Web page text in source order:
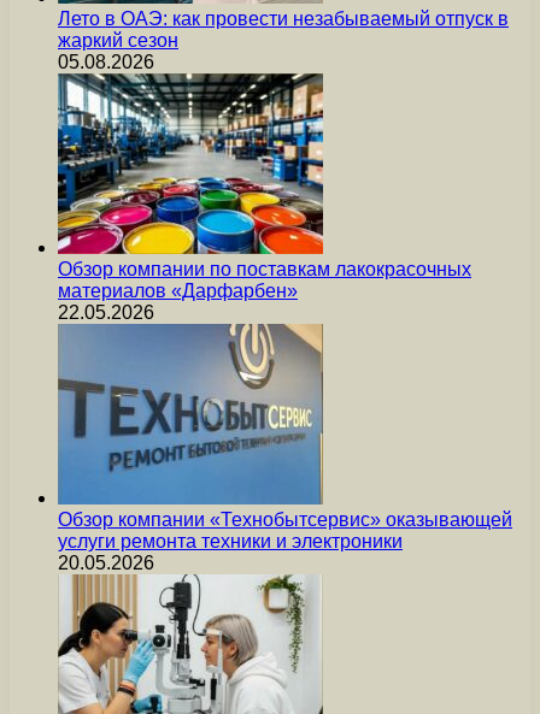
Лето в ОАЭ: как провести незабываемый отпуск в
жаркий сезон
05.08.2026
Обзор компании по поставкам лакокрасочных
материалов «Дарфарбен»
22.05.2026
Обзор компании «Технобытсервис» оказывающей
услуги ремонта техники и электроники
20.05.2026